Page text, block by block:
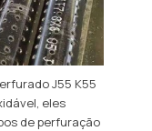
J55 K55
eles
de perfuração